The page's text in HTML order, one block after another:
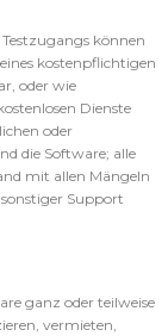
können
kostenpflichtigen
oder wie
Dienste
oder
die Software; alle
mit allen Mängeln
Support
ganz oder teilweise
vermieten,